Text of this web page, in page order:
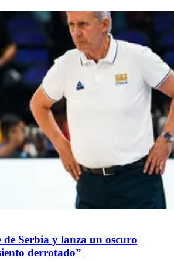
de Serbia y lanza un oscuro
derrotado”